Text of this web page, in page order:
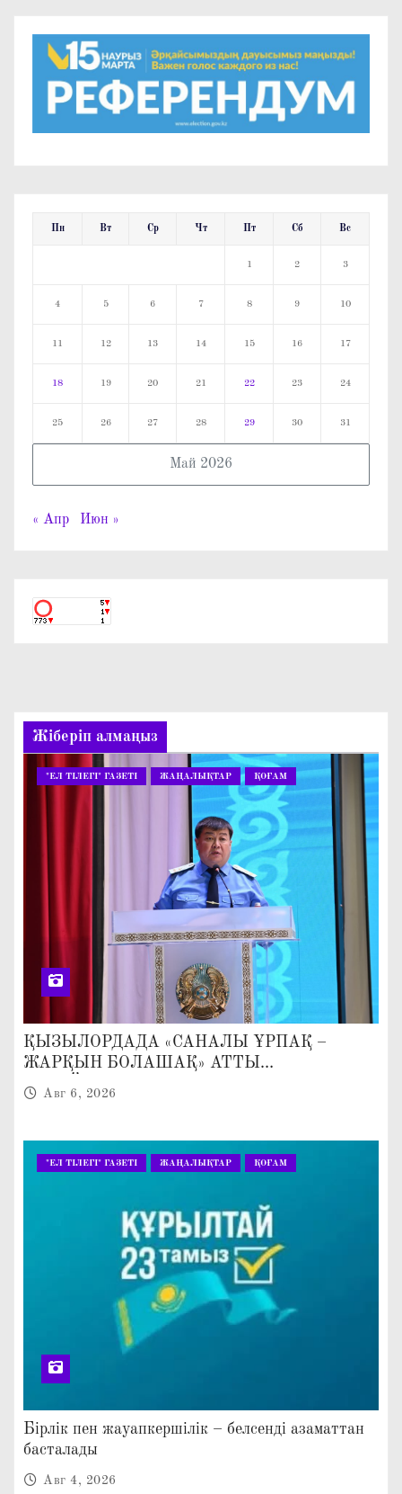
Май 2026
Пн Вт Ср Чт Пт Сб Вс
1 2 3
4 5 6 7 8 9 10
11 12 13 14 15 16 17
18 19 20 21 22 23 24
25 26 27 28 29 30 31
« Апр Июн »
Жіберіп алмаңыз
"ЕЛ ТІЛЕГІ" ГАЗЕТІ ЖАҢАЛЫҚТАР ҚОҒАМ
ҚЫЗЫЛОРДАДА «САНАЛЫ ҰРПАҚ –
ЖАРҚЫН БОЛАШАҚ» АТТЫ
КЕҢЕЙТІЛГЕН МӘЖІЛІС ӨТТІ
Авг 6, 2026
"ЕЛ ТІЛЕГІ" ГАЗЕТІ ЖАҢАЛЫҚТАР ҚОҒАМ
Бірлік пен жауапкершілік – белсенді азаматтан
басталады
Авг 4, 2026